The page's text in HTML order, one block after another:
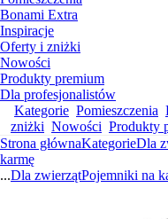
Bonami Extra
Inspiracje
Oferty i zniżki
Nowości
Produkty premium
Dla profesjonalistów
Kategorie Pomieszczenia
zniżki Nowości Produkty
Strona głównaKategorieDla
karmę
...Dla zwierzątPojemniki na